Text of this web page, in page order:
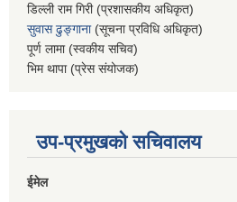
डिल्ली राम गिरी (प्रशासकीय अधिकृत)
सुवास ढुङ्गाना(सूचना प्रविधि अधिकृत)
पूर्ण लामा (स्वकीय सचिव)
भिम थापा (प्रेस संयोजक)
उप-प्रमुखको सचिवालय
ईमेल